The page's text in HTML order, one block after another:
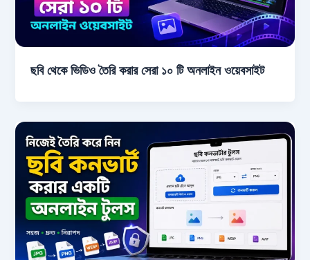
ছবি থেকে ভিডিও তৈরি করার সেরা ১০ টি অনলাইন ওয়েবসাইট